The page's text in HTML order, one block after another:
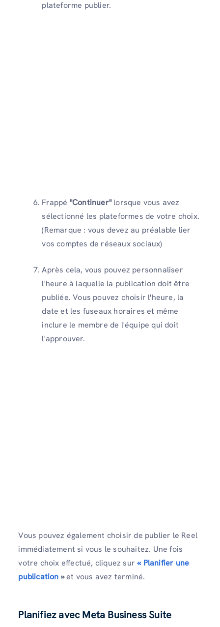
plateforme publier.
Frappé "Continuer"lorsque vous avez
sélectionné les plateformes de votre choix.
(Remarque : vous devez au préalable lier
vos comptes de réseaux sociaux)
Après cela, vous pouvez personnaliser
l'heure à laquelle la publication doit être
publiée. Vous pouvez choisir l'heure, la
date et les fuseaux horaires et même
inclure le membre de l'équipe qui doit
l'approuver.
Vous pouvez également choisir de publier le Reel
immédiatement si vous le souhaitez. Une fois
votre choix effectué, cliquez sur« Planifier une
publication »et vous avez terminé.
Planifiez avec Meta Business Suite